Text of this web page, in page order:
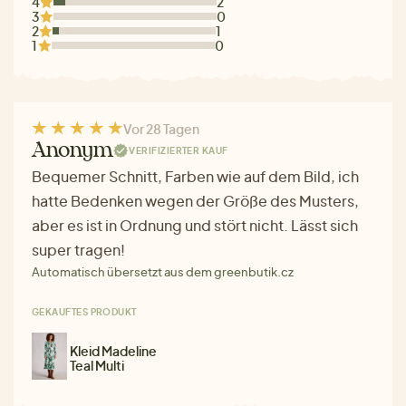
3
0
2
1
1
0
Vor 28 Tagen
Anonym VERIFIZIERTER KAUF
Bequemer Schnitt, Farben wie auf dem Bild, ich
hatte Bedenken wegen der Größe des Musters,
aber es ist in Ordnung und stört nicht. Lässt sich
super tragen!
Automatisch übersetzt aus dem greenbutik.cz
GEKAUFTES PRODUKT
Kleid Madeline
Teal Multi